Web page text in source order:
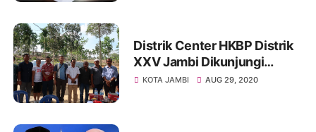
Distrik Center HKBP Distrik
XXV Jambi Dikunjungi
Anggota DPRD Kabupaten
KOTA JAMBI AUG 29, 2020